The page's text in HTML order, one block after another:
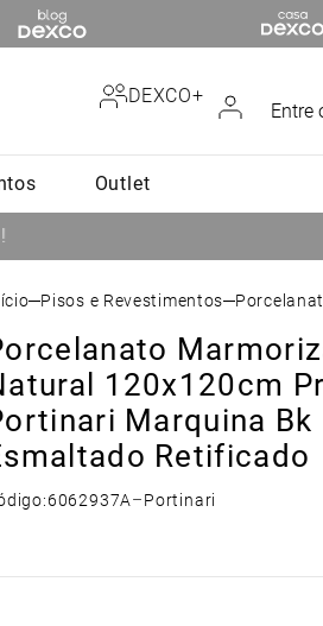
DEXCO+
Entre
Outlet
Pisos e Revestimentos
120x120cm
Marquina Bk
Retificado
6062937A–Portinari